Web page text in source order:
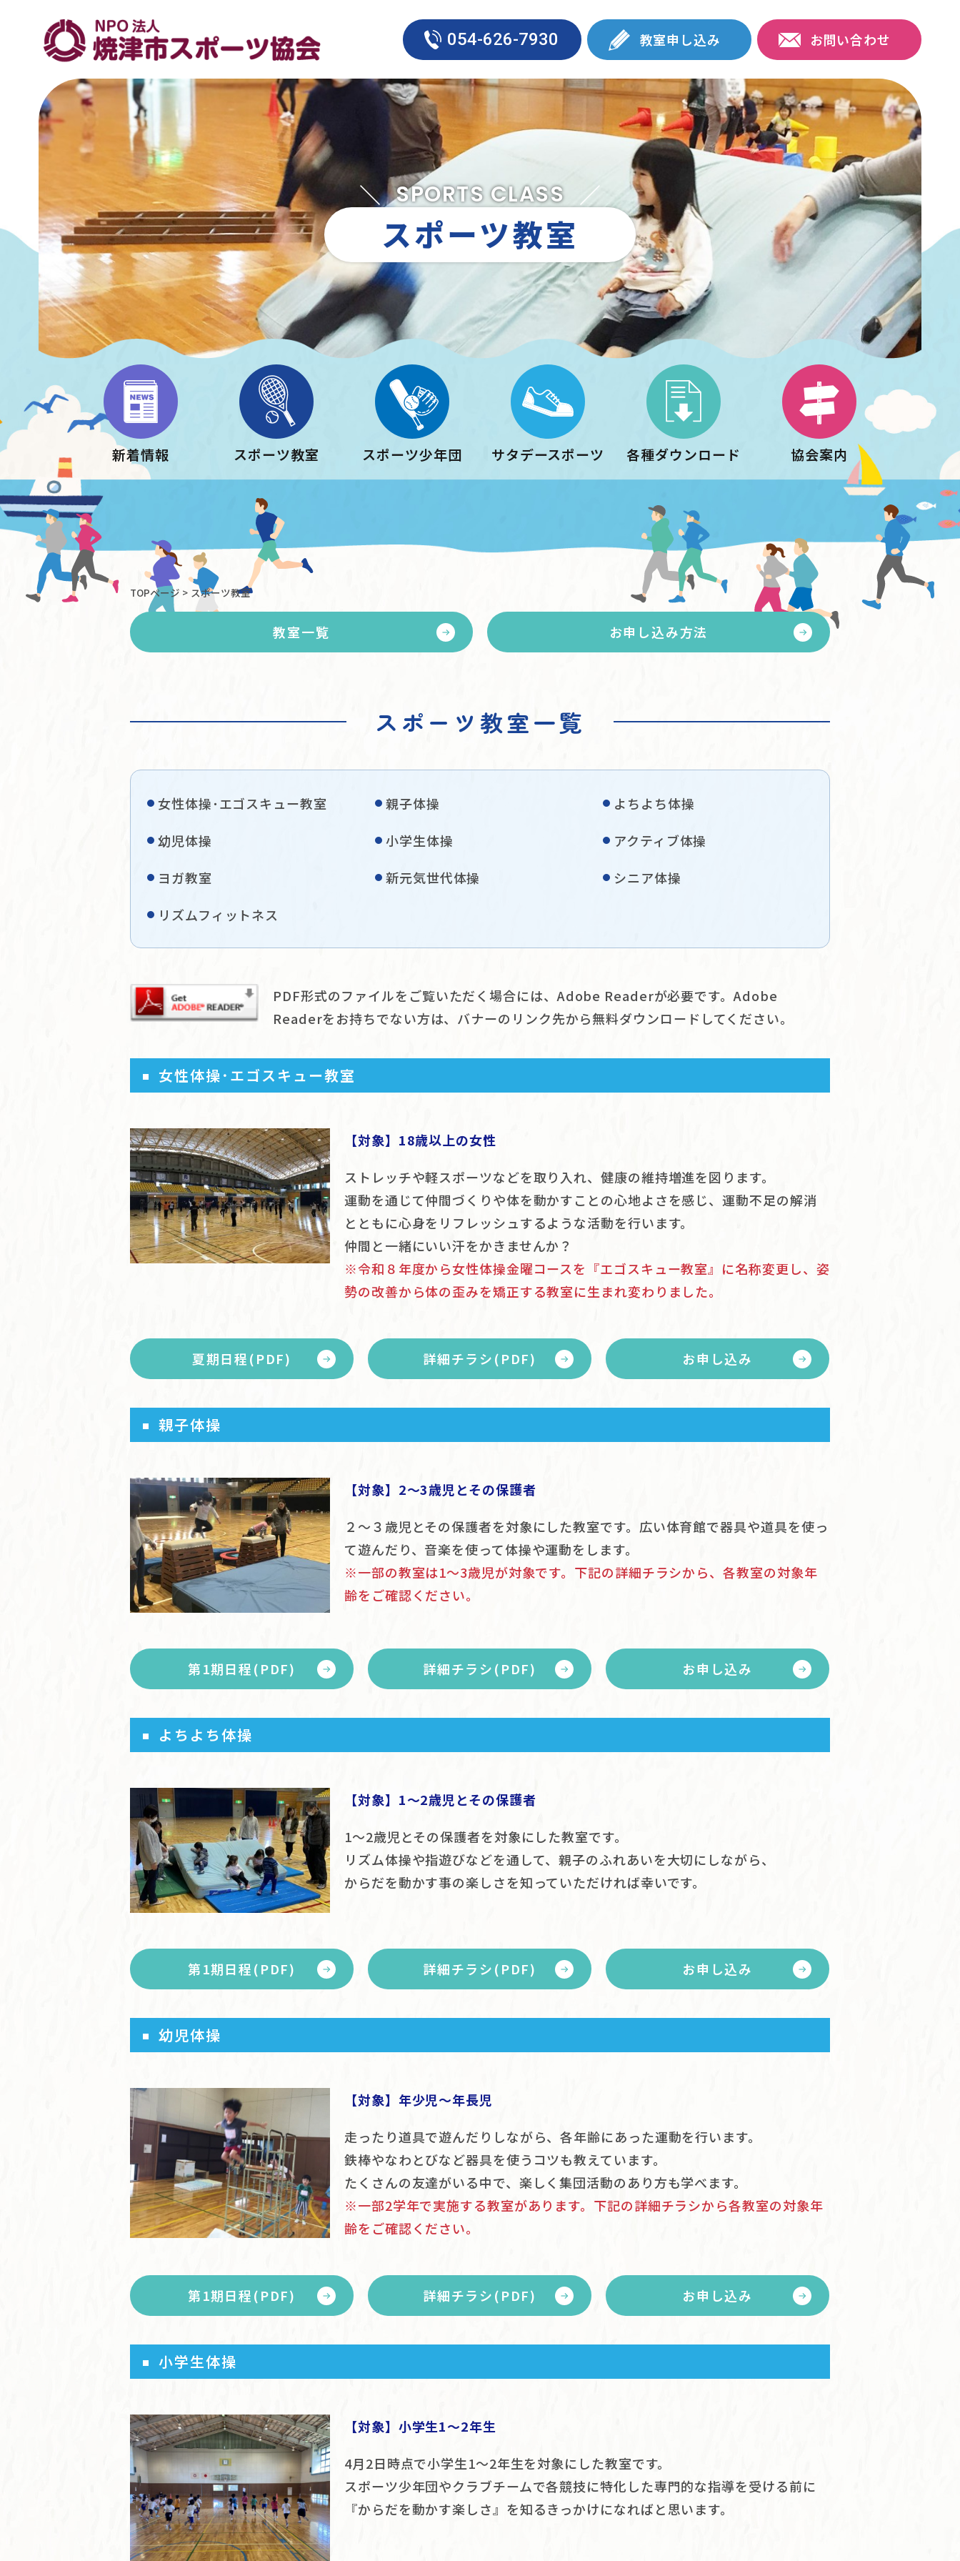
054-626-7930 教室申し込み お問い合わせ
SPORTS CLASS
スポーツ教室
新着情報 スポーツ教室 スポーツ少年団 サタデースポーツ 各種ダウンロード 協会案内
TOPページ > スポーツ教室
教室一覧 お申し込み方法
スポーツ教室一覧
女性体操･エゴスキュー教室 親子体操
よちよち体操
幼児体操
小学生体操
アクティブ体操
ヨガ教室
新元気世代体操
シニア体操
リズムフィットネス
PDF形式のファイルをご覧いただく場合には、Adobe Readerが必要です。Adobe
Readerをお持ちでない方は、バナーのリンク先から無料ダウンロードしてください。
女性体操･エゴスキュー教室
【対象】18歳以上の女性
ストレッチや軽スポーツなどを取り入れ、健康の維持増進を図ります。
運動を通じて仲間づくりや体を動かすことの心地よさを感じ、運動不足の解消
とともに心身をリフレッシュするような活動を行います。
仲間と一緒にいい汗をかきませんか？
※令和８年度から女性体操金曜コースを『エゴスキュー教室』に名称変更し、姿
勢の改善から体の歪みを矯正する教室に生まれ変わりました。
夏期日程(PDF) 詳細チラシ(PDF) お申し込み
親子体操
【対象】2〜3歳児とその保護者
２～３歳児とその保護者を対象にした教室です。広い体育館で器具や道具を使っ
て遊んだり、音楽を使って体操や運動をします。
※一部の教室は1〜3歳児が対象です。下記の詳細チラシから、各教室の対象年
齢をご確認ください。
第1期日程(PDF) 詳細チラシ(PDF) お申し込み
よちよち体操
【対象】1～2歳児とその保護者
1〜2歳児とその保護者を対象にした教室です。
リズム体操や指遊びなどを通して、親子のふれあいを大切にしながら、
からだを動かす事の楽しさを知っていただければ幸いです。
第1期日程(PDF) 詳細チラシ(PDF) お申し込み
幼児体操
【対象】年少児～年長児
走ったり道具で遊んだりしながら、各年齢にあった運動を行います。
鉄棒やなわとびなど器具を使うコツも教えています。
たくさんの友達がいる中で、楽しく集団活動のあり方も学べます。
※一部2学年で実施する教室があります。下記の詳細チラシから各教室の対象年
齢をご確認ください。
第1期日程(PDF) 詳細チラシ(PDF) お申し込み
小学生体操
【対象】小学生1～2年生
4月2日時点で小学生1～2年生を対象にした教室です。
スポーツ少年団やクラブチームで各競技に特化した専門的な指導を受ける前に
『からだを動かす楽しさ』を知るきっかけになればと思います。